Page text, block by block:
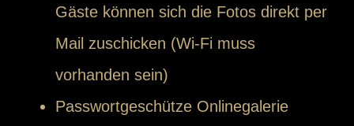
Gäste können sich die Fotos direkt per
Mail zuschicken (Wi-Fi muss
vorhanden sein)
Passwortgeschütze Onlinegalerie